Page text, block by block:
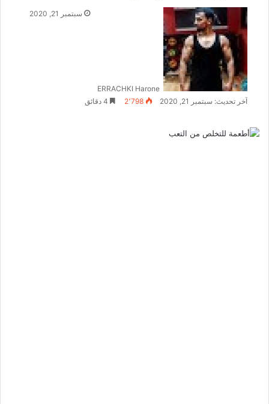
ERRACHKI Harone
سبتمبر 21, 2020
آخر تحديث: سبتمبر 21, 2020 2٬798